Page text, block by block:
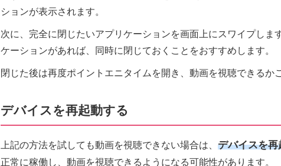
ションが表示されます。
次に、完全に閉じたいアプリケーションを画面上にスワイプしま
ケーションがあれば、同時に閉じておくことをおすすめします。
閉じた後は再度ポイントエニタイムを開き、動画を視聴できるか
デバイスを再起動する
上記の方法を試しても動画を視聴できない場合は、 デバイスを再
正常に稼働し、動画を視聴できるようになる可能性があります。